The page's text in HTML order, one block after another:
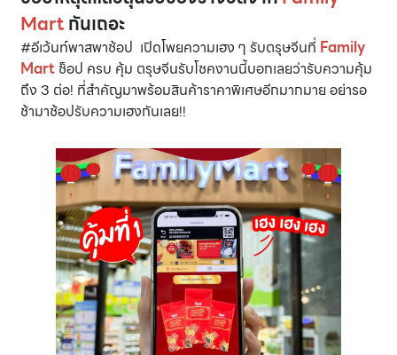
Martกันเถอะ
#อีเว้นท์พาสพาช้อป เปิดโพยความเฮง ๆ รับตรุษจีนที่ Family
Mart ช็อป ครบ คุ้ม ตรุษจีนรับโชคงานนี้บอกเลยว่ารับความคุ้ม
ถึง 3 ต่อ! ที่สำคัญมาพร้อมสินค้าราคาพิเศษอีกมากมาย อย่ารอ
ช้ามาช้อปรับความเฮงกันเลย!!